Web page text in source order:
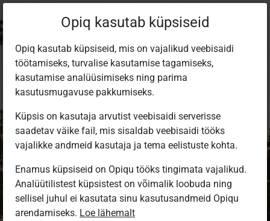
Sisene Opiqusse
Vali, kuidas end tuvastada
Opiq kasutab küpsiseid
Opiq kasutab küpsiseid, mis on vajalikud veebisaidi
töötamiseks, turvalise kasutamise tagamiseks,
kasutamise analüüsimiseks ning parima
kasutusmugavuse pakkumiseks.
Küpsis on kasutaja arvutist veebisaidi serverisse
saadetav väike fail, mis sisaldab veebisaidi tööks
vajalikke andmeid kasutaja ja tema eelistuste kohta.
Enamus küpsiseid on Opiqu tööks tingimata vajalikud.
Analüütilistest küpsistest on võimalik loobuda ning
sellisel juhul ei kasutata sinu kasutusandmeid Opiqu
arendamiseks. Loe lähemalt